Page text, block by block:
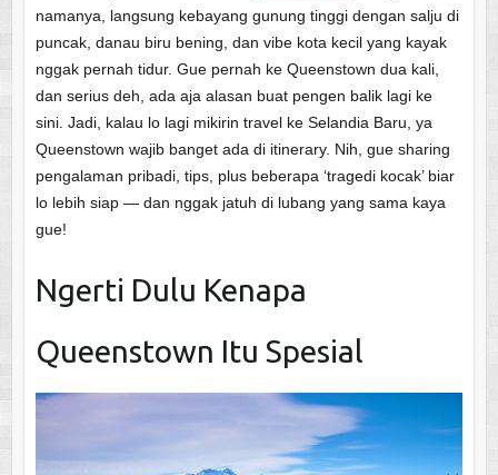
namanya, langsung kebayang gunung tinggi dengan salju di
puncak, danau biru bening, dan vibe kota kecil yang kayak
nggak pernah tidur. Gue pernah ke Queenstown dua kali,
dan serius deh, ada aja alasan buat pengen balik lagi ke
sini. Jadi, kalau lo lagi mikirin travel ke Selandia Baru, ya
Queenstown wajib banget ada di itinerary. Nih, gue sharing
pengalaman pribadi, tips, plus beberapa ‘tragedi kocak’ biar
lo lebih siap — dan nggak jatuh di lubang yang sama kaya
gue!
Ngerti Dulu Kenapa
Queenstown Itu Spesial